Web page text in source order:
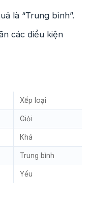
là “Trung bình”.
các điều kiện
Xếp loại
Giỏi
Khá
Trung bình
Yếu